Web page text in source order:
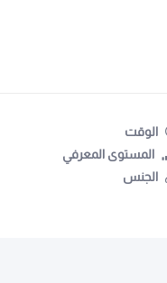
الوقت
المستوى المعرفي
الجنس